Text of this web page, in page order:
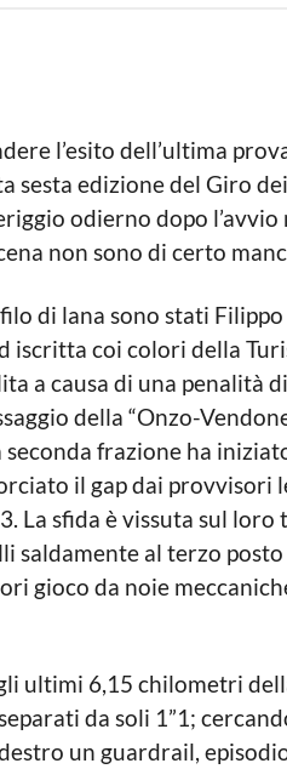
l’esito dell’ultima
sesta edizione del Giro
odierno dopo
non sono di certo
di lana sono stati
iscritta coi colori della
a causa di una penalità
della “Onzo-
seconda frazione ha
il gap dai provvisori
La sfida è vissuta sul loro
saldamente al terzo
gioco da noie
ultimi 6,15 chilometri
da soli 1”1;
un guardrail,